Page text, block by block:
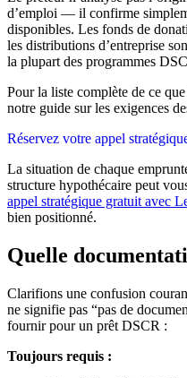
d’emploi — il confirme
disponibles. Les fonds de
les distributions d’entreprise
la plupart des programmes
Pour la liste complète de ce
notre guide sur les exigences
Réservez votre appel
La situation de chaque
structure hypothécaire peut
appel stratégique gratuit avec
bien positionné.
Quelle
Clarifions une confusion
ne signifie pas “pas de
fournir pour un prêt DSCR :
Toujours requis :